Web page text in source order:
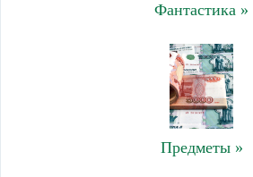
Фантастика »
Предметы »